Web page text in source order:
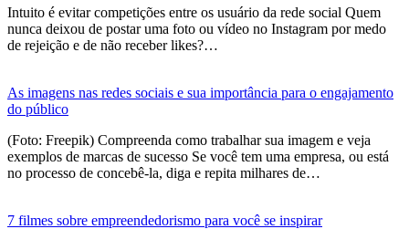
Intuito é evitar competições entre os usuário da rede social Quem
nunca deixou de postar uma foto ou vídeo no Instagram por medo
de rejeição e de não receber likes?…
As imagens nas redes sociais e sua importância para o engajamento
do público
(Foto: Freepik) Compreenda como trabalhar sua imagem e veja
exemplos de marcas de sucesso Se você tem uma empresa, ou está
no processo de concebê-la, diga e repita milhares de…
7 filmes sobre empreendedorismo para você se inspirar